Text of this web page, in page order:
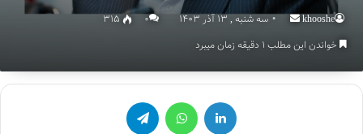
khooshe
Send
an
سه شنبه , 13 آذر 1403 ۰
315
خواندن این مطلب 1 دقیقه زمان میبرد
لینکدین واتس آپ تلگرام